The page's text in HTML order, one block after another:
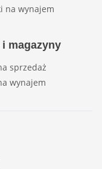
na wynajem
i magazyny
sprzedaż
wynajem